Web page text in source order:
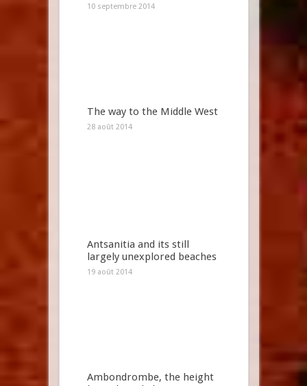
10 septembre 2014
The way to the Middle West
28 août 2014
Antsanitia and its still
largely unexplored beaches
19 août 2014
Ambondrombe, the height